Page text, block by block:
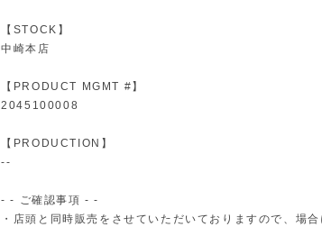
【STOCK】
中崎本店
【PRODUCT MGMT #】
2045100008
【PRODUCTION】
--
- - ご確認事項 - -
・店頭と同時販売をさせていただいておりますので、場